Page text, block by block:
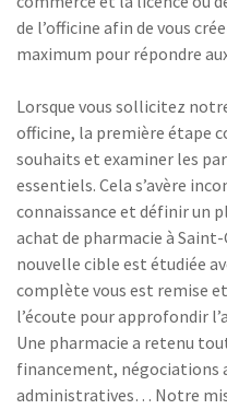
de l’officine afin de vous
maximum pour répondre
Lorsque vous sollicitez
officine, la première étape
souhaits et examiner les
essentiels. Cela s’avère
connaissance et définir un
achat de pharmacie à
nouvelle cible est étudiée
complète vous est remise
l’écoute pour approfondir
Une pharmacie a retenu
financement, négociations
administratives… Notre